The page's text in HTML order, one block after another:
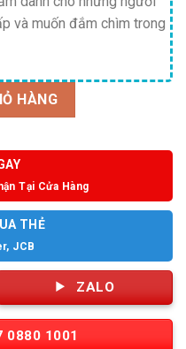
và muốn đắm chìm trong
HÀNG
Tại Cửa Hàng
THẺ
JCB
ZALO
0880 1001